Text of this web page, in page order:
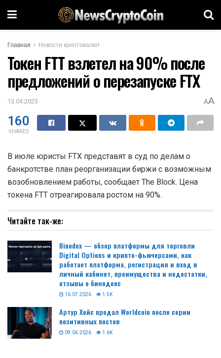
Главная Новости криптовалют
Токен FTT взлетел на 90% после
предложений о перезапуске FTX
13.04.2023 AA
160
SHARES
В июле юристы FTX представят в суд по делам о
банкротстве план реорганизации биржи с возможным
возобновлением работы, сообщает The Block. Цена
токена FTT отреагировала ростом на 90%.
Читайте так-же:
Binodex — обзор платформы для торговли
Digital Options и крипто-фьючерсами, как
работает платформа, регистрация и вход в
личный кабинет, преимущества и недостатки,
отзывы о бинодекс
16.07.2026 1.5K
Артур Хейс продал Worldcoin после серии
позитивных постов
09.06.2026 1.6K